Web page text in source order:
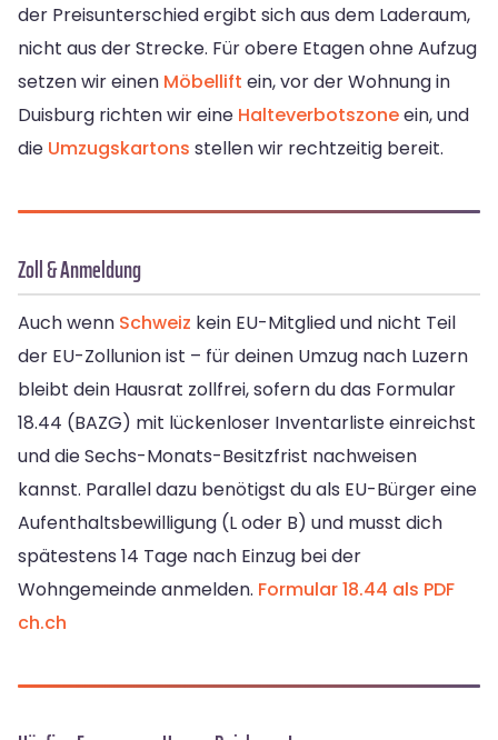
der Preisunterschied ergibt sich aus dem Laderaum,
nicht aus der Strecke. Für obere Etagen ohne Aufzug
setzen wir einen Möbellift ein, vor der Wohnung in
Duisburg richten wir eine Halteverbotszoneein, und
die Umzugskartons stellen wir rechtzeitig bereit.
Zoll & Anmeldung
Auch wenn Schweiz kein EU-Mitglied und nicht Teil
der EU-Zollunion ist – für deinen Umzug nach Luzern
bleibt dein Hausrat zollfrei, sofern du das Formular
18.44 (BAZG) mit lückenloser Inventarliste einreichst
und die Sechs-Monats-Besitzfrist nachweisen
kannst. Parallel dazu benötigst du als EU-Bürger eine
Aufenthaltsbewilligung (L oder B) und musst dich
spätestens 14 Tage nach Einzug bei der
Wohngemeinde anmelden. Formular 18.44 als PDF
ch.ch